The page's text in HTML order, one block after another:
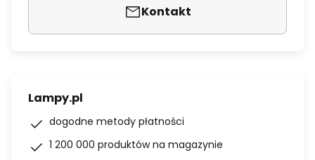
Kontakt
Lampy.pl
dogodne metody płatności
1 200 000 produktów na magazynie